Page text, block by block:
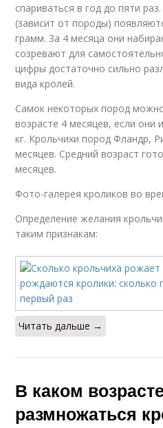
спариваться в год до пяти
(зависит от породы)
грамм. За 4 месяца они
созревают для
цифры достаточно сильно
вида кролей.
Самок некоторых пород
возрасте 4 месяцев, если
кг. Крольчихи пород Фландр,
месяцев. Средний возраст
месяцев.
Фото-галерея кроликов во
Определение желания
таким признакам:
Читать дальше →
В каком
размножаться